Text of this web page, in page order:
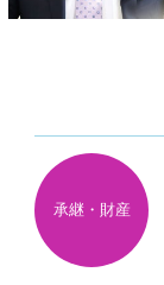
承継・財産